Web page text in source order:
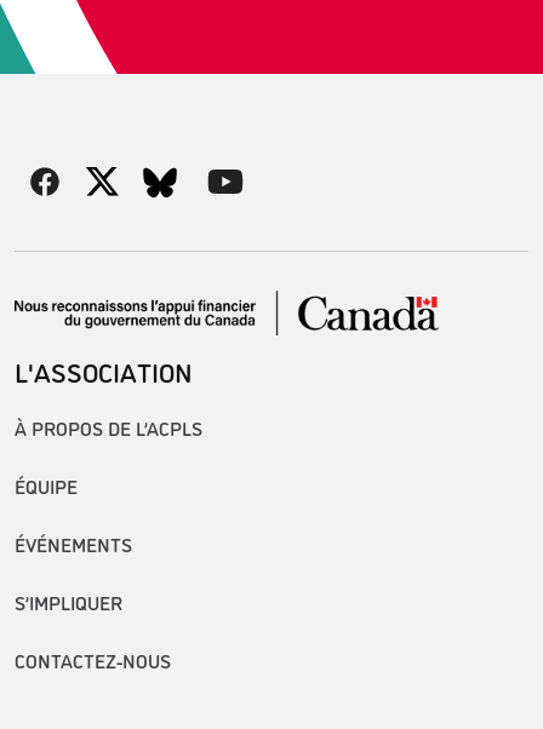
L'ASSOCIATION
À PROPOS DE L’ACPLS
ÉQUIPE
ÉVÉNEMENTS
S’IMPLIQUER
CONTACTEZ-NOUS